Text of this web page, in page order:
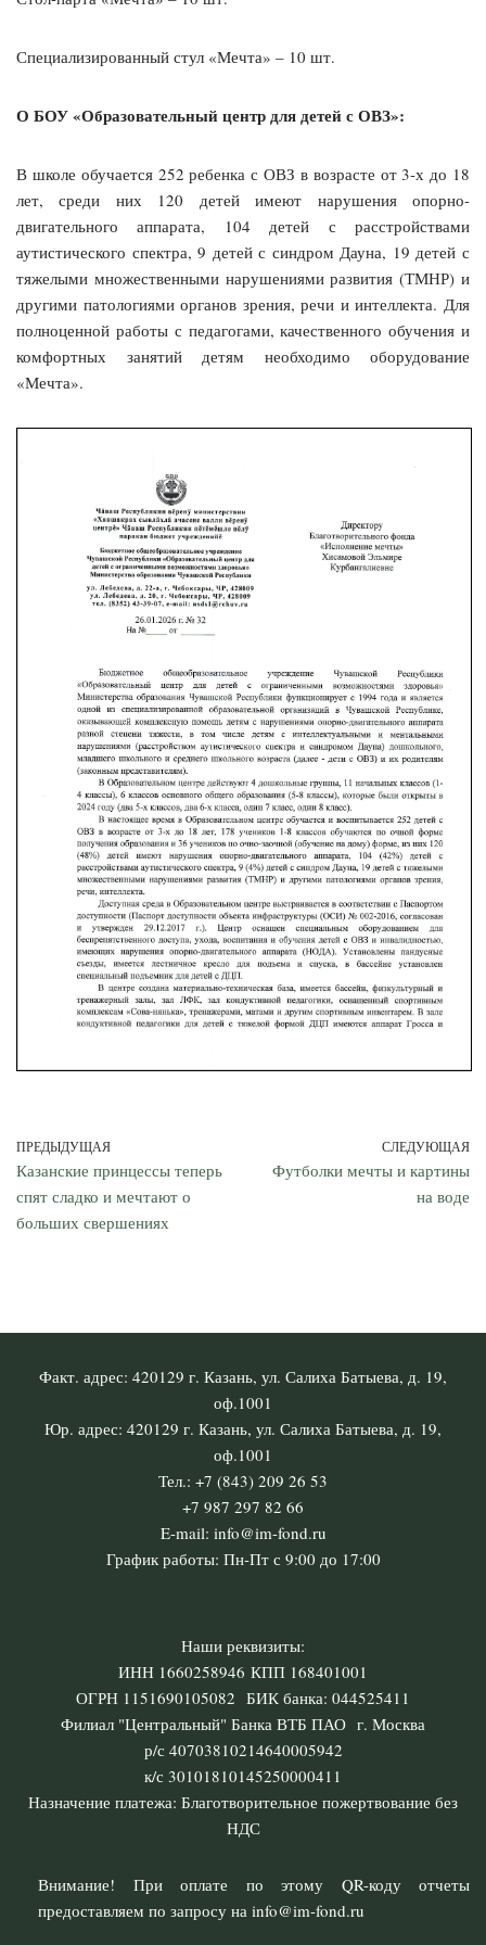
Специализированный стул «Мечта» – 10 шт.
О БОУ «Образовательный центр для детей с ОВЗ»:
В школе обучается 252 ребенка с ОВЗ в возрасте от 3-х до 18
лет, среди них 120 детей имеют нарушения опорно-
двигательного аппарата, 104 детей с расстройствами
аутистического спектра, 9 детей с синдром Дауна, 19 детей с
тяжелыми множественными нарушениями развития (ТМНР) и
другими патологиями органов зрения, речи и интеллекта. Для
полноценной работы с педагогами, качественного обучения и
комфортных занятий детям необходимо оборудование
«Мечта».
ПРЕДЫДУЩАЯ
Казанские принцессы теперь
спят сладко и мечтают о
больших свершениях
СЛЕДУЮЩАЯ
Футболки мечты и картины
на воде
Факт. адрес: 420129 г. Казань, ул. Салиха Батыева, д. 19,
оф.1001
Юр. адрес: 420129 г. Казань, ул. Салиха Батыева, д. 19,
оф.1001
Тел.: +7 (843) 209 26 53
+7 987 297 82 66
E-mail: info@im-fond.ru
График работы: Пн-Пт с 9:00 до 17:00
Наши реквизиты:
ИНН 1660258946 КПП 168401001
ОГРН 1151690105082 БИК банка: 044525411
Филиал "Центральный" Банка ВТБ ПАО г. Москва
р/с 40703810214640005942
к/с 30101810145250000411
Назначение платежа: Благотворительное пожертвование без
НДС
Внимание! При оплате по этому QR-коду отчеты
предоставляем по запросу на info@im-fond.ru